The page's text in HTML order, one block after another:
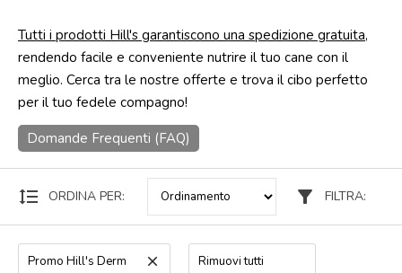
Tutti i prodotti Hill's garantiscono una spedizione gratuita,
rendendo facile e conveniente nutrire il tuo cane con il
meglio. Cerca tra le nostre offerte e trova il cibo perfetto
per il tuo fedele compagno!
Domande Frequenti (FAQ)
format_line_spacing ORDINA PER: filter_alt FILTRA:
Promo Hill's Derm clear Rimuovi tutti